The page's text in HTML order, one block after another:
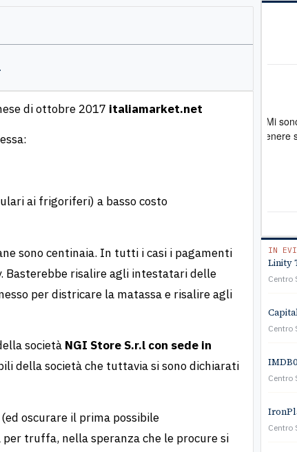
di ottobre 2017 italiamarket.net
ai frigoriferi) a basso costo
sono centinaia. In tutti i casi i pagamenti
Basterebbe risalire agli intestatari delle
per districare la matassa e risalire agli
società NGI Store S.r.l con sede in
della società che tuttavia si sono dichiarati
oscurare il prima possibile
truffa, nella speranza che le procure si
Stefano , 15 Luglio
Tutto perfetto
sono riuscito a ottenere soddisfazione
Mi sono
IN
Linity
Centro
Centro
Centro
Centro